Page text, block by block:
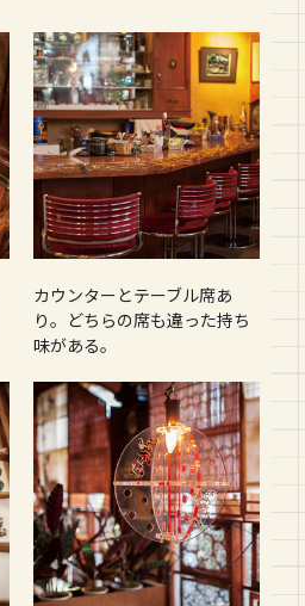
カウンターとテーブル席あ
り。どちらの席も違った持ち
味がある。